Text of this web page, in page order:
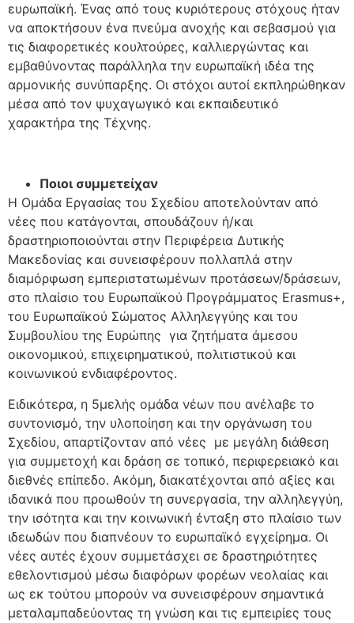
ευρωπαϊκή. Ένας από τους κυριότερους στόχους ήταν
να αποκτήσουν ένα πνεύμα ανοχής και σεβασμού για
τις διαφορετικές κουλτούρες, καλλιεργώντας και
εμβαθύνοντας παράλληλα την ευρωπαϊκή ιδέα της
αρμονικής συνύπαρξης. Οι στόχοι αυτοί εκπληρώθηκαν
μέσα από τον ψυχαγωγικό και εκπαιδευτικό
χαρακτήρα της Τέχνης.
Ποιοι συμμετείχαν
Η Ομάδα Εργασίας του Σχεδίου αποτελούνταν από
νέες που κατάγονται, σπουδάζουν ή/και
δραστηριοποιούνται στην Περιφέρεια Δυτικής
Μακεδονίας και συνεισφέρουν πολλαπλά στην
διαμόρφωση εμπεριστατωμένων προτάσεων/δράσεων,
στο πλαίσιο του Ευρωπαϊκού Προγράμματος Erasmus+,
του Ευρωπαϊκού Σώματος Αλληλεγγύης και του
Συμβουλίου της Ευρώπης για ζητήματα άμεσου
οικονομικού, επιχειρηματικού, πολιτιστικού και
κοινωνικού ενδιαφέροντος.
Ειδικότερα, η 5μελής ομάδα νέων που ανέλαβε το
συντονισμό, την υλοποίηση και την οργάνωση του
Σχεδίου, απαρτίζονταν από νέες με μεγάλη διάθεση
για συμμετοχή και δράση σε τοπικό, περιφερειακό και
διεθνές επίπεδο. Ακόμη, διακατέχονται από αξίες και
ιδανικά που προωθούν τη συνεργασία, την αλληλεγγύη,
την ισότητα και την κοινωνική ένταξη στο πλαίσιο των
ιδεωδών που διαπνέουν το ευρωπαϊκό εγχείρημα. Οι
νέες αυτές έχουν συμμετάσχει σε δραστηριότητες
εθελοντισμού μέσω διαφόρων φορέων νεολαίας και
ως εκ τούτου μπορούν να συνεισφέρουν σημαντικά
μεταλαμπαδεύοντας τη γνώση και τις εμπειρίες τους